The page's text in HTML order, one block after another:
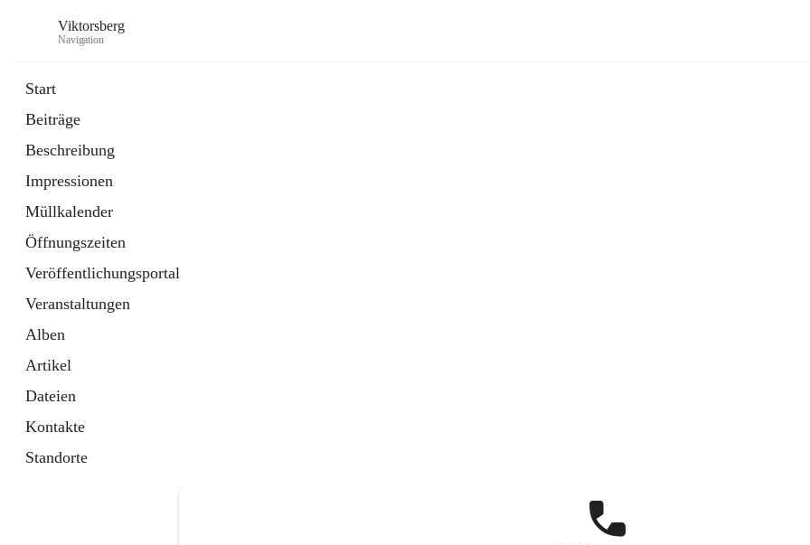
Viktorsberg
Navigation
Start
Beiträge
Beschreibung
Impressionen
Müllkalender
Öffnungszeiten
Veröffentlichungsportal
Veranstaltungen
Alben
Artikel
Dateien
Kontakte
Standorte